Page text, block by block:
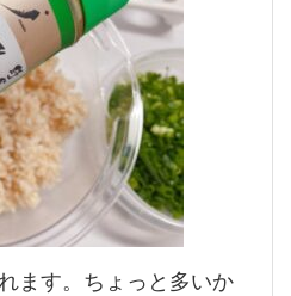
ます。ちょっと多いか